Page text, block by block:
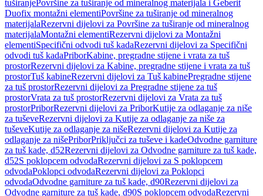
tuširanjePovršine za tuširanje od mineralnog materijala i Geberit
Duofix montažni elementiPovršine za tuširanje od mineralnog
materijalaRezervni dijelovi za Površine za tuširanje od mineralnog
materijalaMontažni elementiRezervni dijelovi za Montažni
elementiSpecifični odvodi tuš kadaRezervni dijelovi za Specifični
odvodi tuš kadaPriborKabine, pregradne stijene i vrata za tuš
prostorRezervni dijelovi za Kabine, pregradne stijene i vrata za tuš
prostorTuš kabineRezervni dijelovi za Tuš kabinePregradne stijene
za tuš prostorRezervni dijelovi za Pregradne stijene za tuš
prostorVrata za tuš prostorRezervni dijelovi za Vrata za tuš
prostorPriborRezervni dijelovi za PriborKutije za odlaganje za niše
za tuševeRezervni dijelovi za Kutije za odlaganje za niše za
tuševeKutije za odlaganje za nišeRezervni dijelovi za Kutije za
odlaganje za nišePriborPriključci za tuševe i kadeOdvodne garniture
za tuš kade, d52Rezervni dijelovi za Odvodne garniture za tuš kade,
d52S poklopcem odvodaRezervni dijelovi za S poklopcem
odvodaPoklopci odvodaRezervni dijelovi za Poklopci
odvodaOdvodne garniture za tuš kade, d90Rezervni dijelovi za
Odvodne garniture za tuš kade, d90S poklopcem odvodaRezervni